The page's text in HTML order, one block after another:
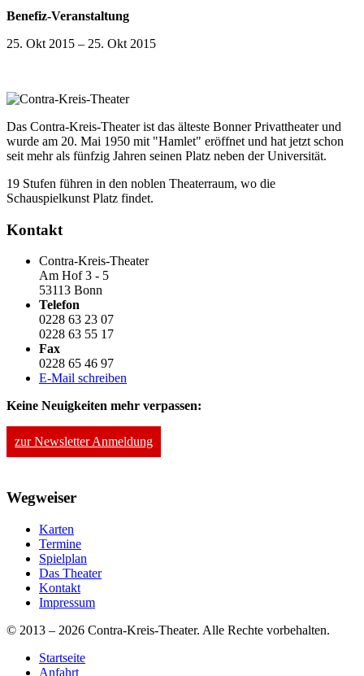
Benefiz-Veranstaltung
25. Okt 2015 – 25. Okt 2015
Das Contra-Kreis-Theater ist das älteste Bonner Privattheater und
wurde am 20. Mai 1950 mit "Hamlet" eröffnet und hat jetzt schon
seit mehr als fünfzig Jahren seinen Platz neben der Universität.
19 Stufen führen in den noblen Theaterraum, wo die
Schauspielkunst Platz findet.
Kontakt
Contra-Kreis-Theater
Am Hof 3 - 5
53113 Bonn
Telefon
0228 63 23 07
0228 63 55 17
Fax
0228 65 46 97
E-Mail schreiben
Keine Neuigkeiten mehr verpassen:
zur Newsletter Anmeldung
Wegweiser
Karten
Termine
Spielplan
Das Theater
Kontakt
Impressum
© 2013 – 2026 Contra-Kreis-Theater. Alle Rechte vorbehalten.
Startseite
Anfahrt